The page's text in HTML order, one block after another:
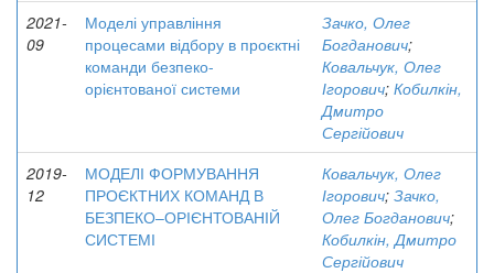
2021-
09
Моделі управління
процесами відбору в проєктні
команди безпеко-
орієнтованої системи
Зачко, Олег
Богданович;
Ковальчук, Олег
Ігорович; Кобилкін,
Дмитро
Сергійович
2019-
12
МОДЕЛІ ФОРМУВАННЯ
ПРОЄКТНИХ КОМАНД В
БЕЗПЕКО–ОРІЄНТОВАНІЙ
СИСТЕМІ
Ковальчук, Олег
Ігорович; Зачко,
Олег Богданович;
Кобилкін, Дмитро
Сергійович